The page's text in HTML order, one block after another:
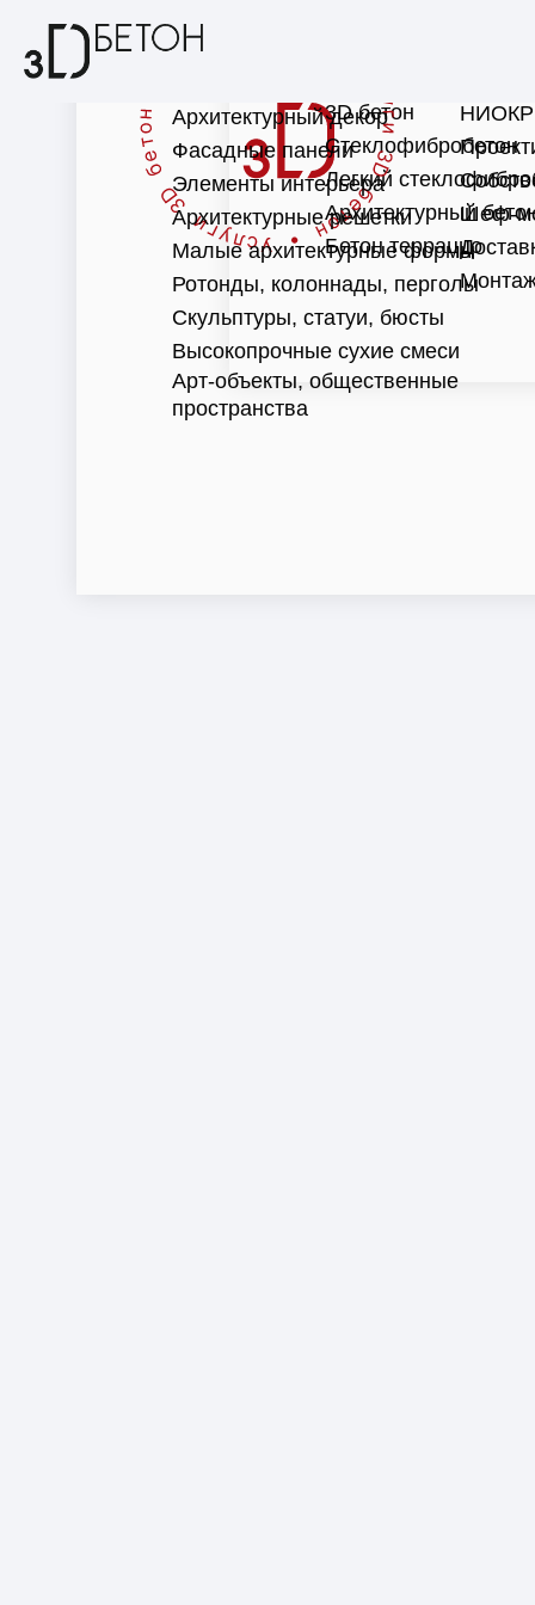
НИОКР
Шеф-
Архитектурный декор
Фасадные панели
Элементы интерьера
Архитектурные решетки
Малые архитектурные формы
Ротонды, колоннады, перголы
Скульптуры, статуи, бюсты
Высокопрочные сухие смеси
Арт-объекты, общественные
пространства
3D бетон
Стеклофибробетон
Легкий
Архитектурный
Бетон терраццо